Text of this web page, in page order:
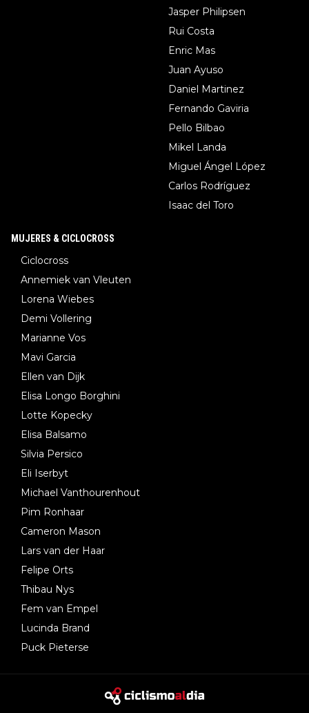
Jasper Philipsen
Rui Costa
Enric Mas
Juan Ayuso
Daniel Martinez
Fernando Gaviria
Pello Bilbao
Mikel Landa
Miguel Ángel López
Carlos Rodríguez
Isaac del Toro
MUJERES & CICLOCROSS
Ciclocross
Annemiek van Vleuten
Lorena Wiebes
Demi Vollering
Marianne Vos
Mavi Garcia
Ellen van Dijk
Elisa Longo Borghini
Lotte Kopecky
Elisa Balsamo
Silvia Persico
Eli Iserbyt
Michael Vanthourenhout
Pim Ronhaar
Cameron Mason
Lars van der Haar
Felipe Orts
Thibau Nys
Fem van Empel
Lucinda Brand
Puck Pieterse